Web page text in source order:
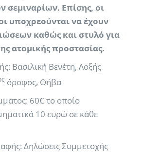
σεμιναρίων. Επίσης, οι
υποχρεούνται να έχουν
καθώς και στυλό για
ατομικής προστασίας.
Βασιλική Βενέτη, Λοξής
όροφος, Θήβα
60€ το οποίο
10 ευρώ σε κάθε
Δηλώσεις Συμμετοχής